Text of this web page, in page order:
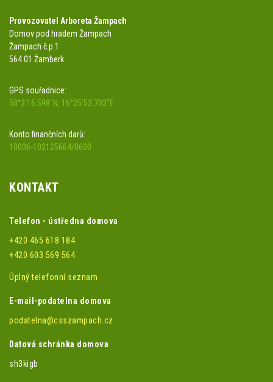
Provozovatel Arboreta Žampach
Domov pod hradem Žampach
Žampach č.p.1
564 01 Žamberk
GPS souřadnice:
50°2'16.598"N, 16°25'52.702"E
Konto finančních darů:
10006-102125664/0600
KONTAKT
Telefon - ústředna domova
+420 465 618 184
+420 603 569 564
Úplný telefonní seznam
E-mail-podatelna domova
podatelna@csszampach.cz
Datová schránka domova
sh3kigb